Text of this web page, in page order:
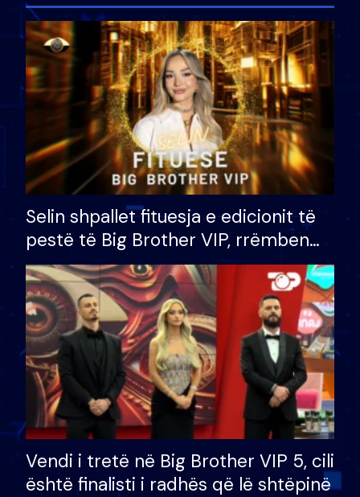
Selin shpallet fituesja e edicionit të
pestë të Big Brother VIP, rrëmben
çmimin e madh prej 100 mijë eurosh
Vendi i tretë në Big Brother VIP 5, cili
është finalisti i radhës që lë shtëpinë